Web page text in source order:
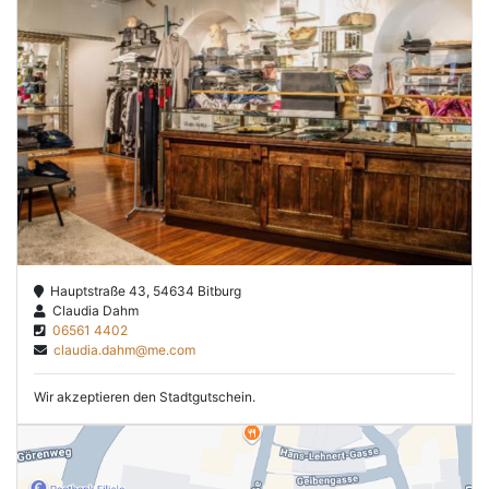
Hauptstraße 43, 54634 Bitburg
Claudia Dahm
06561 4402
claudia.dahm@me.com
Wir akzeptieren den Stadtgutschein.